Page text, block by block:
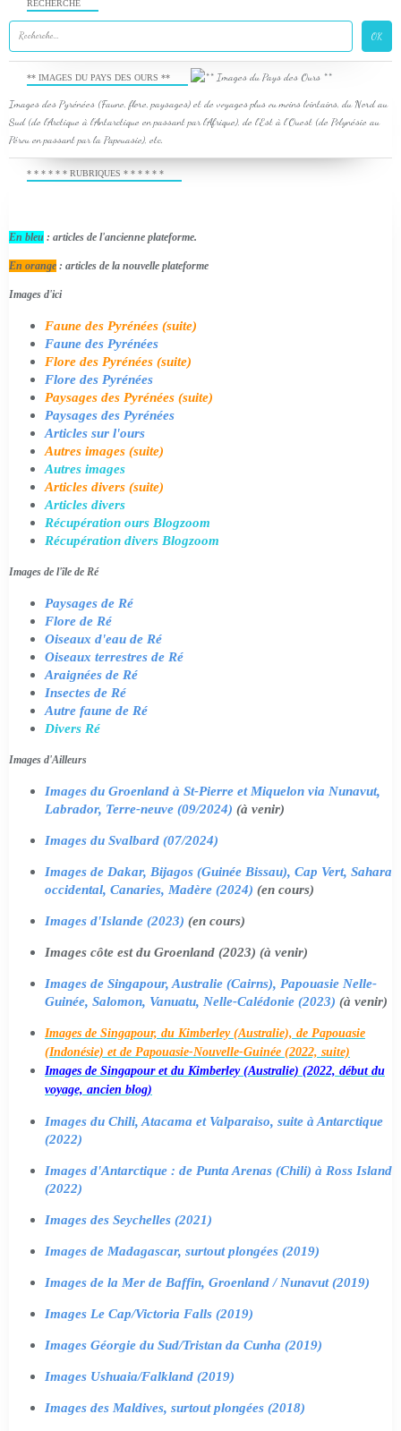
RECHERCHE
** IMAGES DU PAYS DES OURS **
Images des Pyrénées (Faune, flore, paysages) et de voyages plus ou moins lointains, du Nord au
Sud (de l'Arctique à l'Antarctique en passant par l'Afrique), de l'Est à l'Ouest (de Polynésie au
Pérou en passant par la Papouasie), etc.
* * * * * * RUBRIQUES * * * * * *
En bleu : articles de l'ancienne plateforme.
En orange : articles de la nouvelle plateforme
Images d'ici
Faune des Pyrénées (suite)
Faune des Pyrénées
Flore des Pyrénées (suite)
Flore des Pyrénées
Paysages des Pyrénées (suite)
Paysages des Pyrénées
Articles sur l'ours
Autres images (suite)
Autres images
Articles divers (suite)
Articles divers
Récupération ours Blogzoom
Récupération divers Blogzoom
Images de l'île de Ré
Paysages de Ré
Flore de Ré
Oiseaux d'eau de Ré
Oiseaux terrestres de Ré
Araignées de Ré
Insectes de Ré
Autre faune de Ré
Divers Ré
Images d'Ailleurs
Images du Groenland à St-Pierre et Miquelon via Nunavut,
Labrador, Terre-neuve (09/2024) (à venir)
Images du Svalbard (07/2024)
Images de Dakar, Bijagos (Guinée Bissau), Cap Vert, Sahara
occidental, Canaries, Madère (2024) (en cours)
Images d'Islande (2023) (en cours)
Images côte est du Groenland (2023) (à venir)
Images de Singapour, Australie (Cairns), Papouasie Nelle-
Guinée, Salomon, Vanuatu, Nelle-Calédonie (2023) (à venir)
Images de Singapour, du Kimberley (Australie), de Papouasie
(Indonésie) et de Papouasie-Nouvelle-Guinée (2022, suite)
Images de Singapour et du Kimberley (Australie) (2022, début du
voyage, ancien blog)
Images du Chili, Atacama et Valparaiso, suite à Antarctique
(2022)
Images d'Antarctique : de Punta Arenas (Chili) à Ross Island
(2022)
Images des Seychelles (2021)
Images de Madagascar, surtout plongées (2019)
Images de la Mer de Baffin, Groenland / Nunavut (2019)
Images Le Cap/Victoria Falls (2019)
Images Géorgie du Sud/Tristan da Cunha (2019)
Images Ushuaia/Falkland (2019)
Images des Maldives, surtout plongées (2018)